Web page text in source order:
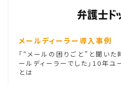
メールディーラー導入事例
「“メールの困りごと”と聞いた
ールディーラーでした」10年ユ
とは